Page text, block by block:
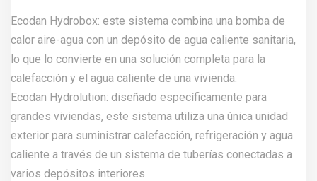
Ecodan Hydrobox: este sistema combina una bomba de
calor aire-agua con un depósito de agua caliente sanitaria,
lo que lo convierte en una solución completa para la
calefacción y el agua caliente de una vivienda.
Ecodan Hydrolution: diseñado específicamente para
grandes viviendas, este sistema utiliza una única unidad
exterior para suministrar calefacción, refrigeración y agua
caliente a través de un sistema de tuberías conectadas a
varios depósitos interiores.